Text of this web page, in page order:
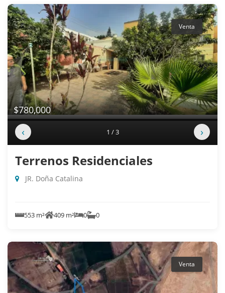
Venta
$780,000
‹ 1 / 3 ›
Terrenos Residenciales
JR. Doña Catalina
553 m² 409 m² 0 0
Venta